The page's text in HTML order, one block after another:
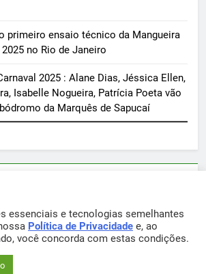
primeiro ensaio técnico da Mangueira
no Rio de Janeiro
2025 : Alane Dias, Jéssica Ellen,
Isabelle Nogueira, Patrícia Poeta vão
da Marquês de Sapucaí
Powered ByBlazeThemes.
essenciais e tecnologias semelhantes
Política de Privacidade e, ao
você concorda com estas condições.